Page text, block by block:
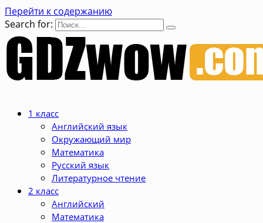
Перейти к содержанию
Search for:
1 класс
Английский язык
Окружающий мир
Математика
Русский язык
Литературное чтение
2 класс
Английский
Математика